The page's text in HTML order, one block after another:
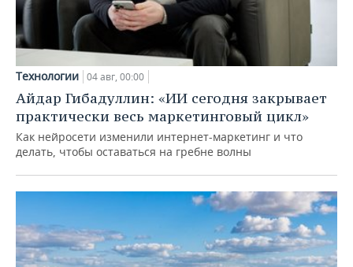
Технологии 04 авг, 00:00
Айдар Гибадуллин: «ИИ сегодня закрывает
практически весь маркетинговый цикл»
Как нейросети изменили интернет-маркетинг и что
делать, чтобы оставаться на гребне волны